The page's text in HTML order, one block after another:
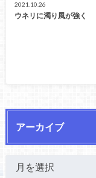
2021.10.26
ウネリに濁り風が強く
アーカイブ